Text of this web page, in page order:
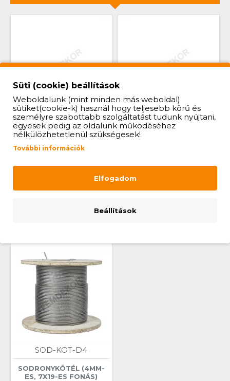
MENETES SODRONYVÉG
4MM-ES SODRONYHOZ
(BAL MENET)
KOSÁRBA
MENETES SODRONYVÉG
4MM-ES SODRONYHOZ
KOSÁRBA
SOD-KOT-D4
SODRONYKÖTÉL (4MM-
ES, 7X19-ES FONÁS)
Süti (cookie) beállítások
Weboldalunk (mint minden más weboldal)
sütiket(cookie-k) használ hogy teljesebb körű és
személyre szabottabb szolgáltatást tudunk nyújtani,
egyesek pedig az oldalunk működéséhez
nélkülözhetetlenül szükségesek!
További információk
Elfogadom
Beállítások